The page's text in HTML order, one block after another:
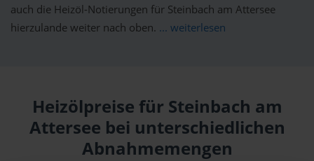
auch die Heizöl-Notierungen für Steinbach am Attersee
hierzulande weiter nach oben. ... weiterlesen
Heizölpreise für Steinbach am
Attersee bei unterschiedlichen
Abnahmemengen